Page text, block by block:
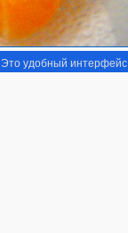
Это удобный интерфейс.